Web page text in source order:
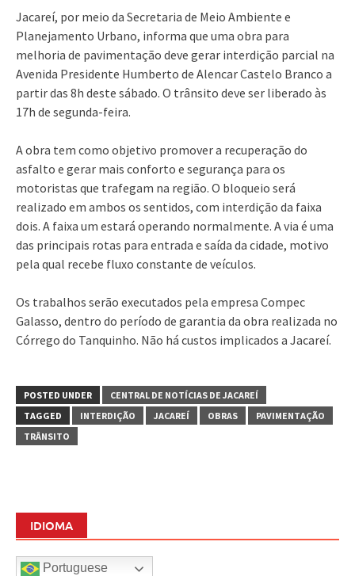
Jacareí, por meio da Secretaria de Meio Ambiente e
Planejamento Urbano, informa que uma obra para
melhoria de pavimentação deve gerar interdição parcial na
Avenida Presidente Humberto de Alencar Castelo Branco a
partir das 8h deste sábado. O trânsito deve ser liberado às
17h de segunda-feira.
A obra tem como objetivo promover a recuperação do
asfalto e gerar mais conforto e segurança para os
motoristas que trafegam na região. O bloqueio será
realizado em ambos os sentidos, com interdição da faixa
dois. A faixa um estará operando normalmente. A via é uma
das principais rotas para entrada e saída da cidade, motivo
pela qual recebe fluxo constante de veículos.
Os trabalhos serão executados pela empresa Compec
Galasso, dentro do período de garantia da obra realizada no
Córrego do Tanquinho. Não há custos implicados a Jacareí.
POSTED UNDER
CENTRAL DE NOTÍCIAS DE JACAREÍ
TAGGED
INTERDIÇÃO JACAREÍ OBRAS
PAVIMENTAÇÃO
TRÂNSITO
IDIOMA
Portuguese